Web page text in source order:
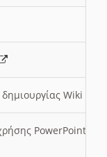
Wiki
PowerPoint